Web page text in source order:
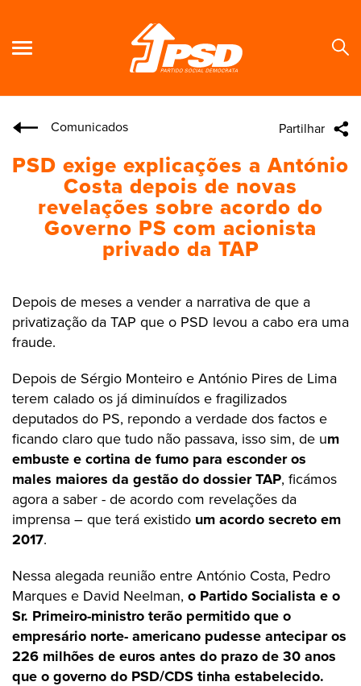
Comunicados Partilhar
PSD exige explicações a António
Costa depois de novas
revelações sobre acordo do
Governo PS com acionista
privado da TAP
Depois de meses a vender a narrativa de que a
privatização da TAP que o PSD levou a cabo era uma
fraude.
Depois de Sérgio Monteiro e António Pires de Lima
terem calado os já diminuídos e fragilizados
deputados do PS, repondo a verdade dos factos e
ficando claro que tudo não passava, isso sim, de um
embuste e cortina de fumo para esconder os
males maiores da gestão do dossier TAP, ficámos
agora a saber - de acordo com revelações da
imprensa – que terá existido um acordo secreto em
2017.
Nessa alegada reunião entre António Costa, Pedro
Marques e David Neelman, o Partido Socialista e o
Sr. Primeiro-ministro terão permitido que o
empresário norte- americano pudesse antecipar os
226 milhões de euros antes do prazo de 30 anos
que o governo do PSD/CDS tinha estabelecido.